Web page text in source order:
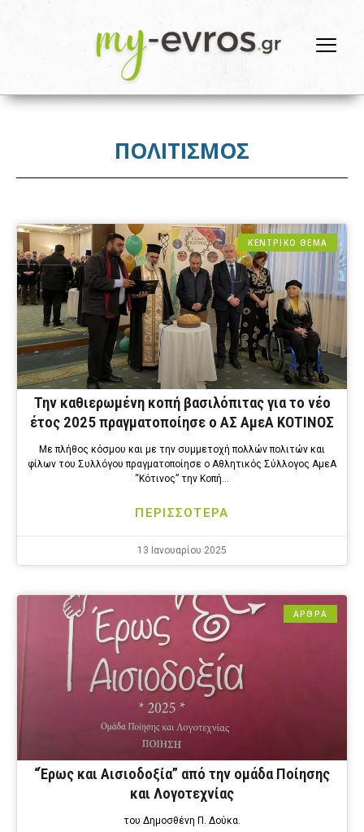
ΠΟΛΙΤΙΣΜΟΣ
ΚΕΝΤΡΙΚΟ ΘΕΜΑ
Την καθιερωμένη κοπή βασιλόπιτας για το νέο
έτος 2025 πραγματοποίησε ο ΑΣ ΑμεΑ ΚΟΤΙΝΟΣ
Με πλήθος κόσμου και με την συμμετοχή πολλών πολιτών και
φίλων του Συλλόγου πραγματοποίησε ο Αθλητικός Σύλλογος ΑμεΑ
“Κότινος” την Κοπή…
ΠΕΡΙΣΣΟΤΕΡΑ
13 Ιανουαρίου 2025
ΑΡΘΡΑ
“Έρως και Αισιοδοξία” από την ομάδα Ποίησης
και Λογοτεχνίας
του Δημοσθένη Π. Δούκα.